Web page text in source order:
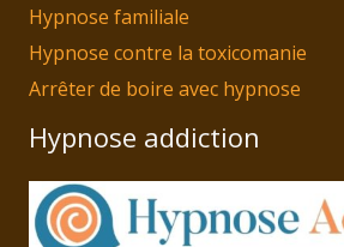
Hypnose familiale
Hypnose contre la toxicomanie
Arrêter de boire avec hypnose
Hypnose addiction